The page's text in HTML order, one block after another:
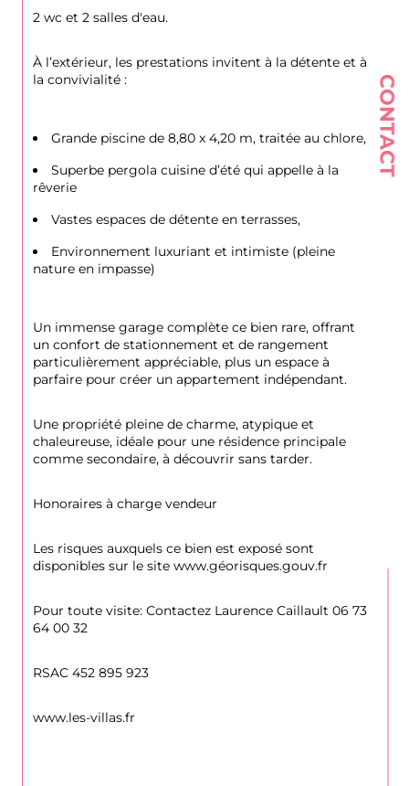
CONTACT
2 wc et 2 salles d'eau.
À l’extérieur, les prestations invitent à la détente et à
la convivialité :
Grande piscine de 8,80 x 4,20 m, traitée au chlore,
Superbe pergola cuisine d’été qui appelle à la
rêverie
Vastes espaces de détente en terrasses,
Environnement luxuriant et intimiste (pleine
nature en impasse)
Un immense garage complète ce bien rare, offrant
un confort de stationnement et de rangement
particulièrement appréciable, plus un espace à
parfaire pour créer un appartement indépendant.
Une propriété pleine de charme, atypique et
chaleureuse, idéale pour une résidence principale
comme secondaire, à découvrir sans tarder.
Honoraires à charge vendeur
Les risques auxquels ce bien est exposé sont
disponibles sur le site www.géorisques.gouv.fr
Pour toute visite: Contactez Laurence Caillault 06 73
64 00 32
RSAC 452 895 923
www.les-villas.fr